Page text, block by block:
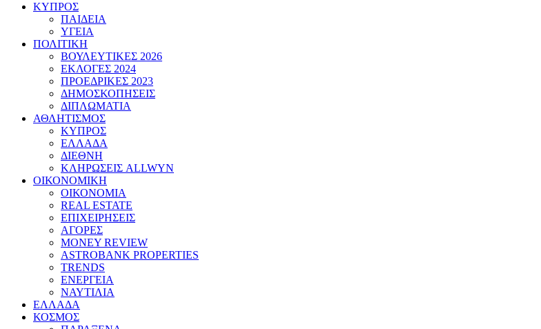
ΚΥΠΡΟΣ
ΠΑΙΔΕΙΑ
ΥΓΕΙΑ
ΠΟΛΙΤΙΚΗ
ΒΟΥΛΕΥΤΙΚΕΣ 2026
ΕΚΛΟΓΕΣ 2024
ΠΡΟΕΔΡΙΚΕΣ 2023
ΔΗΜΟΣΚΟΠΗΣΕΙΣ
ΔΙΠΛΩΜΑΤΙΑ
ΑΘΛΗΤΙΣΜΟΣ
ΚΥΠΡΟΣ
ΕΛΛΑΔΑ
ΔΙΕΘΝΗ
ΚΛΗΡΩΣΕΙΣ ALLWYN
ΟΙΚΟΝΟΜΙΚΗ
ΟΙΚΟΝΟΜΙΑ
REAL ESTATE
ΕΠΙΧΕΙΡΗΣΕΙΣ
ΑΓΟΡΕΣ
MONEY REVIEW
ASTROBANK PROPERTIES
TRENDS
ΕΝΕΡΓΕΙΑ
ΝΑΥΤΙΛΙΑ
ΕΛΛΑΔΑ
ΚΟΣΜΟΣ